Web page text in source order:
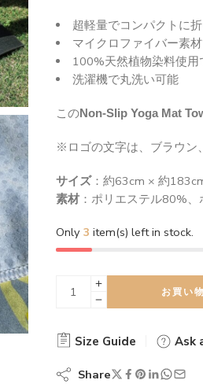
超軽量でコンパクトに
マイクロファイバー素
100%天然植物染料使用
洗濯機で丸洗い可能
このNon-Slip Yoga Mat
※ロゴの文字は、ブラウン
サイズ：約63cm × 約
素材 ：ポリエステル80%
Only 3 item(s) left in stock.
お買い
Size Guide Ask
Share